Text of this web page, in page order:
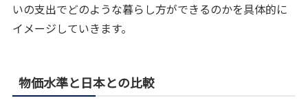
いの支出でどのような暮らし方ができるのかを具体的に
イメージしていきます。
物価水準と日本との比較